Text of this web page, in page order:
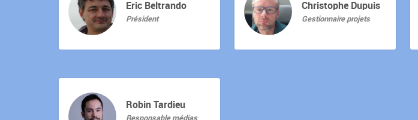
Eric Beltrando
Président
Christophe Dupuis
Gestionnaire projets
Robin Tardieu
Responsable médias